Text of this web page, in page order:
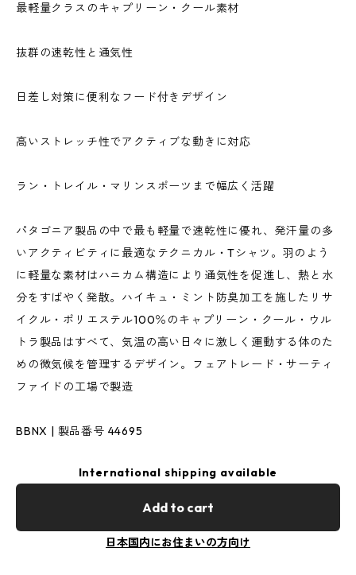
最軽量クラスのキャプリーン・クール素材
抜群の速乾性と通気性
日差し対策に便利なフード付きデザイン
高いストレッチ性でアクティブな動きに対応
ラン・トレイル・マリンスポーツまで幅広く活躍
パタゴニア製品の中で最も軽量で速乾性に優れ、発汗量の多
いアクティビティに最適なテクニカル・Tシャツ。羽のよう
に軽量な素材はハニカム構造により通気性を促進し、熱と水
分をすばやく発散。ハイキュ・ミント防臭加工を施したリサ
イクル・ポリエステル100％のキャプリーン・クール・ウル
トラ製品はすべて、気温の高い日々に激しく運動する体のた
めの微気候を管理するデザイン。フェアトレード・サーティ
ファイドの工場で製造
BBNX | 製品番号 44695
International shipping available
Add to cart
日本国内にお住まいの方向け